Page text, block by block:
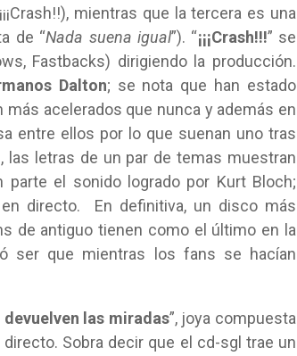
mientras que la tercera es una
de “Nada suena igual”). “¡¡¡Crash!!!” se
Fastbacks) dirigiendo la producción.
Dalton; se nota que han estado
más acelerados que nunca y además en
entre ellos por lo que suenan uno tras
las letras de un par de temas muestran
parte el sonido logrado por Kurt Bloch;
directo. En definitiva, un disco más
de antiguo tienen como el último en la
ser que mientras los fans se hacían
devuelven las miradas”, joya compuesta
Sobra decir que el cd-sgl trae un